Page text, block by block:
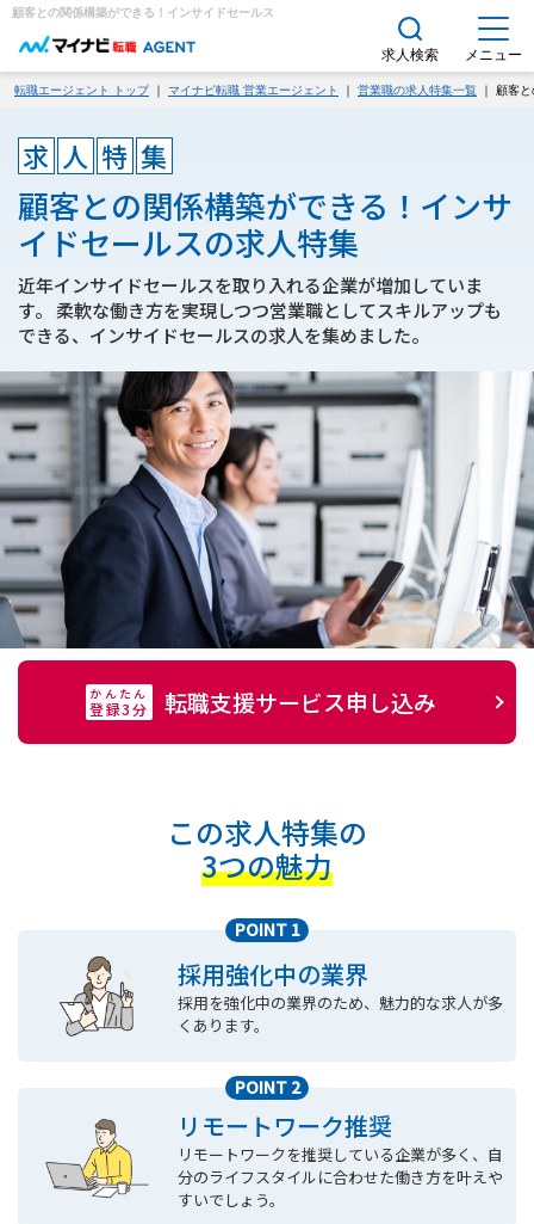
顧客との関係構築ができる！インサイドセールスの求人特集｜求人・転職エージェント
求人検索 メニュー
転職エージェント トップ｜ マイナビ転職 営業エージェント ｜ 営業職の求人特集一覧 ｜ 顧客
求 人 特 集
顧客との関係構築ができる！インサ
イドセールスの求人特集
近年インサイドセールスを取り入れる企業が増加していま
す。 柔軟な働き方を実現しつつ営業職としてスキルアップも
できる、インサイドセールスの求人を集めました。
かんたん
登録3分 転職支援サービス申し込み
この求人特集の
3つの魅力
POINT 1
採用強化中の業界
採用を強化中の業界のため、魅力的な求人が多
くあります。
POINT 2
リモートワーク推奨
リモートワークを推奨している企業が多く、自
分のライフスタイルに合わせた働き方を叶えや
すいでしょう。